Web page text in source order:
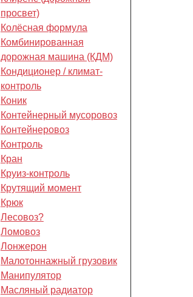
просвет)
Колёсная формула
Комбинированная
дорожная машина (КДМ)
Кондиционер / климат-
контроль
Коник
Контейнерный мусоровоз
Контейнеровоз
Контроль
Кран
Круиз-контроль
Крутящий момент
Крюк
Лесовоз?
Ломовоз
Лонжерон
Малотоннажный грузовик
Манипулятор
Масляный радиатор